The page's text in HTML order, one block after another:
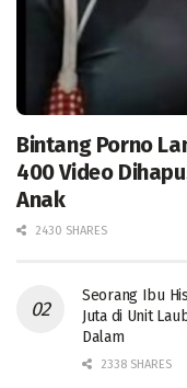
Bintang Porno
400 Video
Anak
2430 SHARES
Seorang Ibu
Juta di Unit
Dalam
2338 SHARES